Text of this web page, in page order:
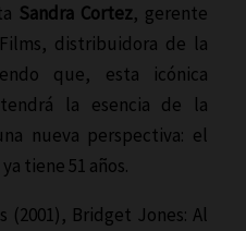
Sandra Cortez, gerente
distribuidora de la
que, esta icónica
la esencia de la
nueva perspectiva: el
tiene 51 años.
(2001), Bridget Jones: Al